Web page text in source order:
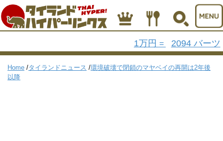
1万円 = 2094 バーツ
Home /タイランドニュース /環境破壊で閉鎖のマヤベイの再開は2年後
以降